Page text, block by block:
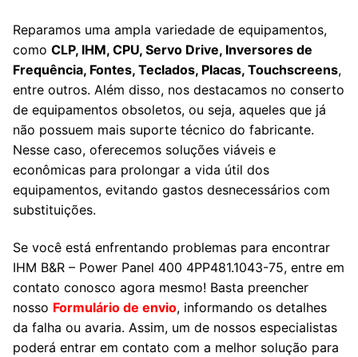
Reparamos uma ampla variedade de equipamentos,
como CLP, IHM, CPU, Servo Drive, Inversores de
Frequência, Fontes, Teclados, Placas, Touchscreens,
entre outros. Além disso, nos destacamos no conserto
de equipamentos obsoletos, ou seja, aqueles que já
não possuem mais suporte técnico do fabricante.
Nesse caso, oferecemos soluções viáveis e
econômicas para prolongar a vida útil dos
equipamentos, evitando gastos desnecessários com
substituições.
Se você está enfrentando problemas para encontrar
IHM B&R – Power Panel 400 4PP481.1043-75, entre em
contato conosco agora mesmo! Basta preencher
nosso Formulário de envio, informando os detalhes
da falha ou avaria. Assim, um de nossos especialistas
poderá entrar em contato com a melhor solução para